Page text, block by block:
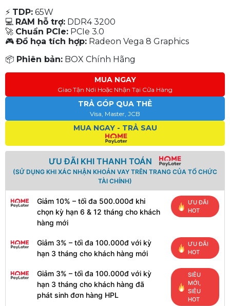
⚡ TDP: 65W
💻 RAM hỗ trợ: DDR4 3200
🚀 Chuẩn PCIe: PCIe 3.0
🎮 Đồ họa tích hợp: Radeon Vega 8 Graphics
📦 Phiên bản: BOX Chính Hãng
MUA NGAY
Giao Tận Nơi Hoặc Nhận Tại Cửa Hàng
TRẢ GÓP QUA THẺ
Visa, Master, JCB
MUA NGAY - TRẢ SAU
ƯU ĐÃI KHI THANH TOÁN
(SỬ DỤNG KHI XÁC NHẬN KHOẢN VAY TRÊN TRANG CỦA TỔ CHỨC
TÀI CHÍNH)
Giảm 10% – tối đa 500.000đ khi
chọn kỳ hạn 6 & 12 tháng cho khách
hàng mới
ƯU ĐÃI
HOT
Giảm 3% – tối đa 100.000đ với kỳ
hạn 3 tháng cho khách hàng mới
ƯU ĐÃI
HOT
Giảm 3% – tối đa 100.000đ với kỳ
hạn 3 tháng cho khách hàng đã
phát sinh đơn hàng HPL
SIÊU
MỚI,
SIÊU
HOT